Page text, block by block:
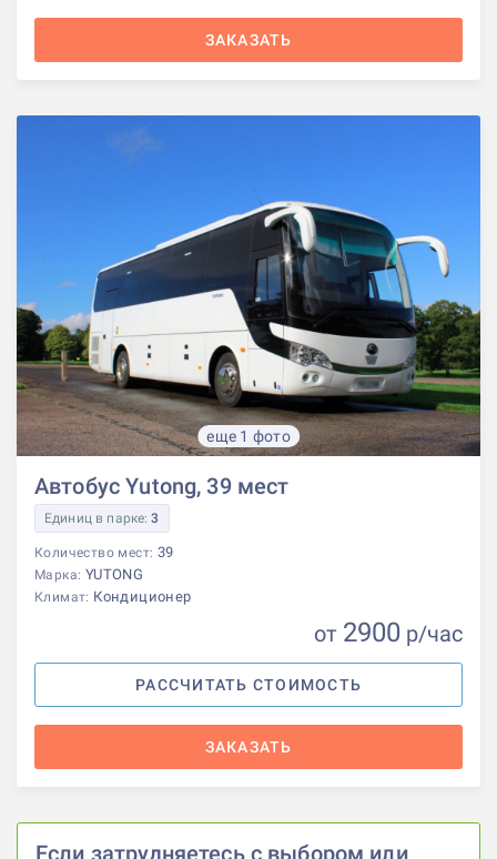
ЗАКАЗАТЬ
еще 1 фото
Автобус Yutong, 39 мест
Единиц в парке:3
Количество мест: 39
Марка: YUTONG
Климат: Кондиционер
от 2900 р/час
РАССЧИТАТЬ СТОИМОСТЬ
ЗАКАЗАТЬ
Если затрудняетесь с выбором или